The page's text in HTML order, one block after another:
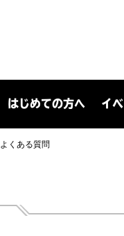
はじめての方へ イ
よくある質問